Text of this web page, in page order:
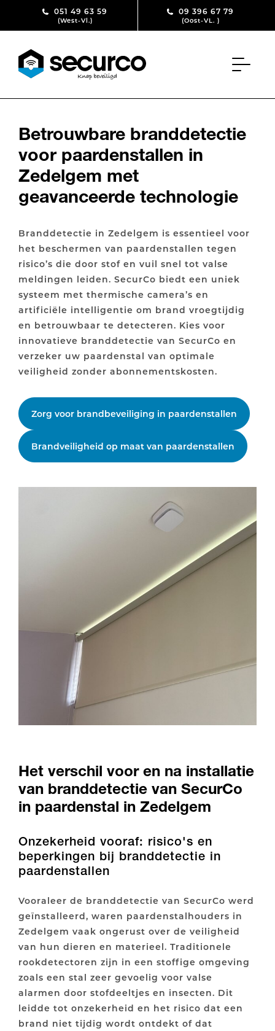
Skip to content051 49 63 59
(West-Vl.)
09 396 67 79
(Oost-VL. )
Betrouwbare branddetectie
voor paardenstallen in
Zedelgem met
geavanceerde technologie
Branddetectie in Zedelgem is essentieel voor
het beschermen van paardenstallen tegen
risico’s die door stof en vuil snel tot valse
meldingen leiden. SecurCo biedt een uniek
systeem met thermische camera’s en
artificiële intelligentie om brand vroegtijdig
en betrouwbaar te detecteren. Kies voor
innovatieve branddetectie van SecurCo en
verzeker uw paardenstal van optimale
veiligheid zonder abonnementskosten.
Zorg voor brandbeveiliging in paardenstallen
Brandveiligheid op maat van paardenstallen
Het verschil voor en na installatie
van branddetectie van SecurCo
in paardenstal in Zedelgem
Onzekerheid vooraf: risico's en
beperkingen bij branddetectie in
paardenstallen
Vooraleer de branddetectie van SecurCo werd
geïnstalleerd, waren paardenstalhouders in
Zedelgem vaak ongerust over de veiligheid
van hun dieren en materieel. Traditionele
rookdetectoren zijn in een stoffige omgeving
zoals een stal zeer gevoelig voor valse
alarmen door stofdeeltjes en insecten. Dit
leidde tot onzekerheid en het risico dat een
brand niet tijdig wordt ontdekt of dat